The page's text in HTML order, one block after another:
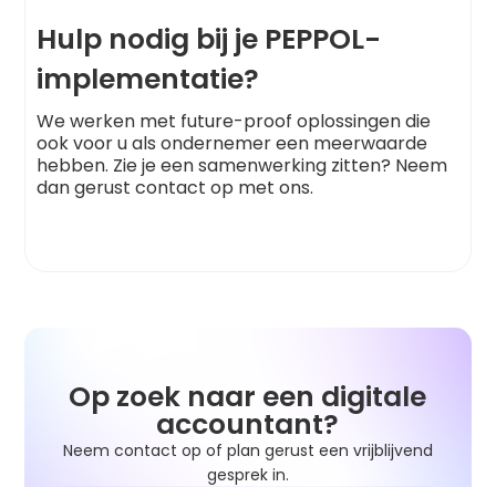
Hulp nodig bij je PEPPOL-
implementatie?
We werken met future-proof oplossingen die
ook voor u als ondernemer een meerwaarde
hebben. Zie je een samenwerking zitten? Neem
dan gerust contact op met ons.
Op zoek naar een digitale
accountant?
Neem contact op of plan gerust een vrijblijvend
gesprek in.